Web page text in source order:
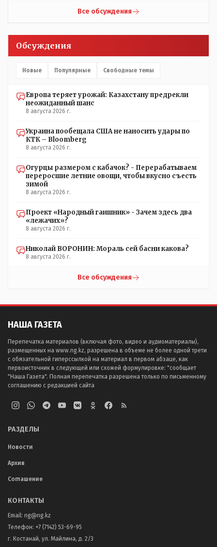
Все обсуждения
Обсуждения
Новые Популярные Свободные темы
Европа теряет урожай: Казахстану предрекли
неожиданный шанс
8 августа 2026 г.
Украина пообещала США не наносить удары по
КТК – Bloomberg
8 августа 2026 г.
Огурцы размером с кабачок? - Перерабатываем
переросшие летние овощи, чтобы вкусно съесть
зимой
8 августа 2026 г.
Проект «Народный гаишник» - Зачем здесь два
«лежачих»?
8 августа 2026 г.
Николай ВОРОНИН: Мораль сей басни какова?
8 августа 2026 г.
Все обсуждения
НАША ГАЗЕТА
Перепечатка материалов (включая фото, видео и аудиоматериалы),
размещенных на www.ng.kz, разрешена в объеме не более одной трети
с обязательной гиперссылкой на материал в первом абзаце, как
первоисточник в следующей или схожей формулировке: "сообщает
"Наша Газета". Полная перепечатка разрешена только по письменному
соглашению с редакцией сайта
РАЗДЕЛЫ
Новости
Архив
Соглашение
КОНТАКТЫ
Email: ng@ng.kz
Телефон: +7 (7142) 53-69-95
г. Костанай, ул. Майлина, д. 2/3